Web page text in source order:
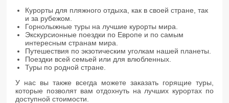
Курорты для пляжного отдыха, как в своей стране, так
и за рубежом.
Горнолыжные туры на лучшие курорты мира.
Экскурсионные поездки по Европе и по самым
интересным странам мира.
Путешествия по экзотическим уголкам нашей планеты.
Поездки всей семьей или для влюбленных.
Туры по родной стране.
У нас вы также всегда можете заказать горящие туры,
которые позволят вам отдохнуть на лучших курортах по
доступной стоимости.